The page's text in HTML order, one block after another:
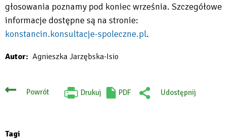
głosowania poznamy pod koniec września. Szczegółowe
informacje dostępne są na stronie:
konstancin.konsultacje-spoleczne.pl
open
new
.
Autor Agnieszka Jarzębska-Isio
Powrót Drukuj
Will
PDF
Udostępnij
Tagi